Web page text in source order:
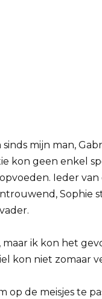
mijn man,
kon geen enkel
Ieder
Sophie
ik kon het
kon niet zomaar
op de meisjes te